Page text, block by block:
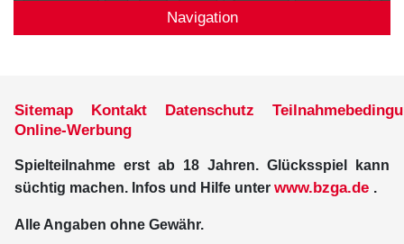
Navigation
Sitemap Kontakt Datenschutz
Online-Werbung
Spielteilnahme erst ab 18 Jahren. Glücksspiel kann
süchtig machen. Infos und Hilfe unter www.bzga.de .
Alle Angaben ohne Gewähr.